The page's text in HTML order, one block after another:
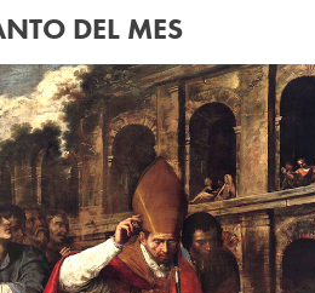
DEL MES